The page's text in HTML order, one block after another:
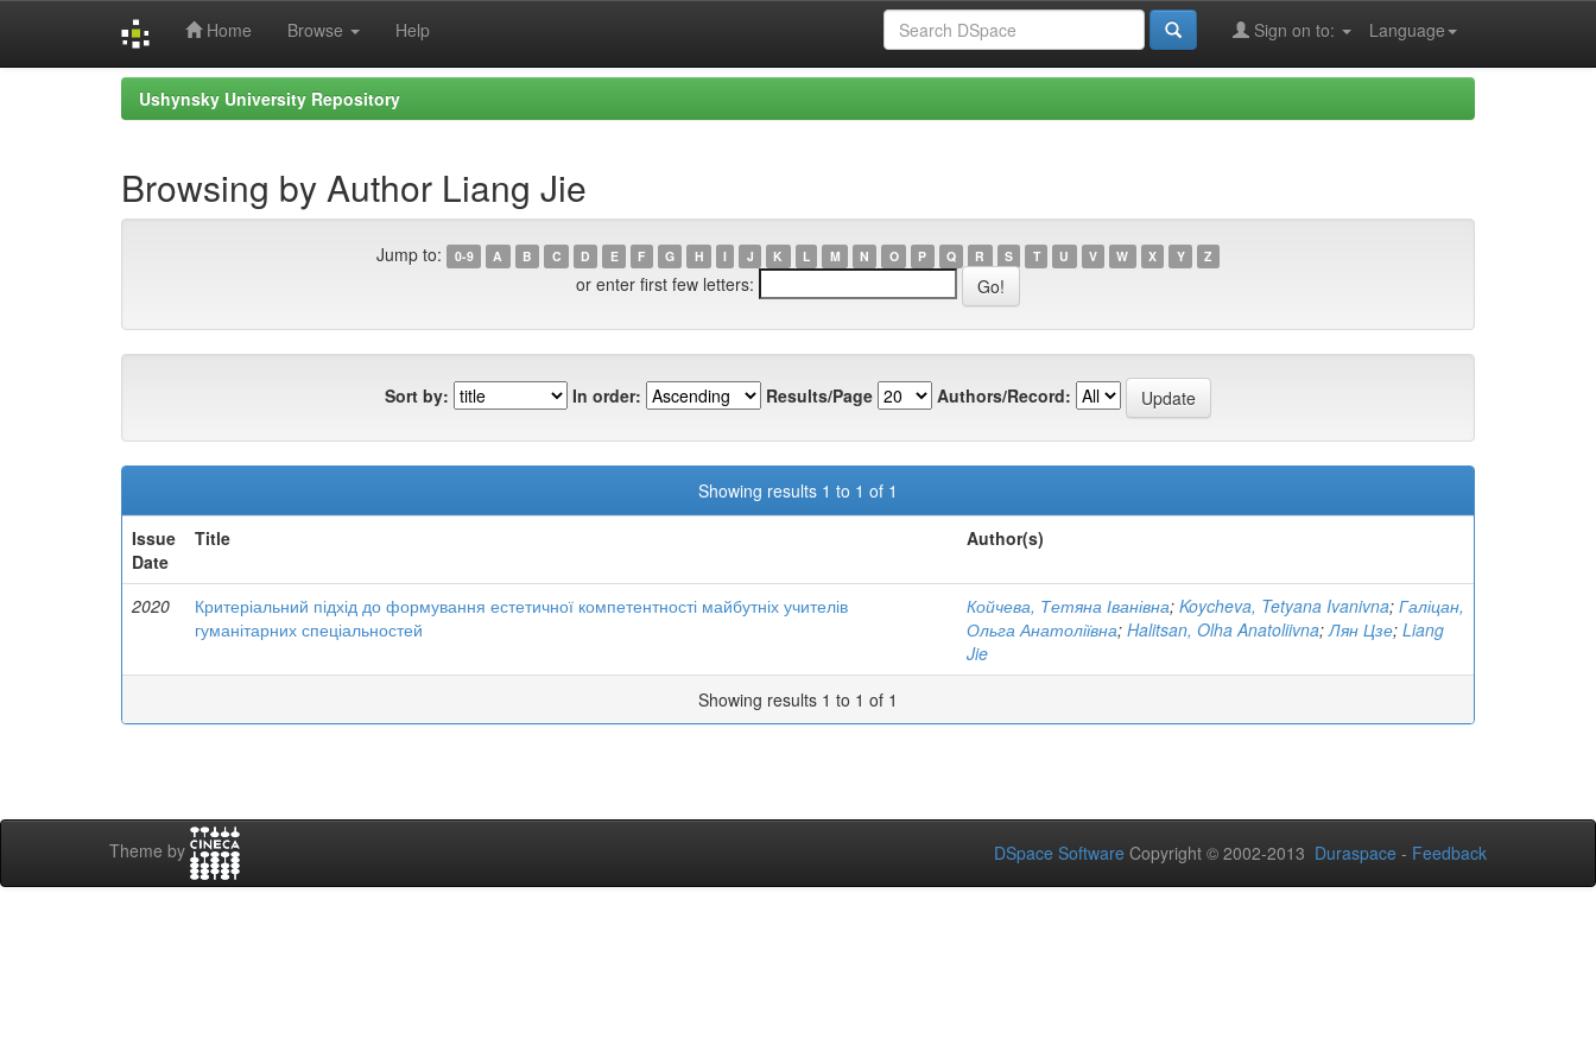
Home Browse Help Language
Sign on to:
Ushynsky University Repository
Browsing by Author Liang Jie
Jump to: 0-9 A B C D E F G H I J K L M N O P Q R S T U V W X Y Z
or enter first few letters:
Sort by: In order: Results/Page Authors/Record:
Showing results 1 to 1 of 1
Issue
Date
Title Author(s)
2020
Критеріальний підхід до формування естетичної компетентності майбутніх учителів
гуманітарних спеціальностей
Койчева, Тетяна Іванівна; Koycheva, Tetyana Ivanivna; Галіцан,
Ольга Анатоліївна; Halitsan, Olha Anatoliivna;Лян Цзе; Liang
Jie
Showing results 1 to 1 of 1
Theme by DSpace Software Copyright © 2002-2013 Duraspace - Feedback